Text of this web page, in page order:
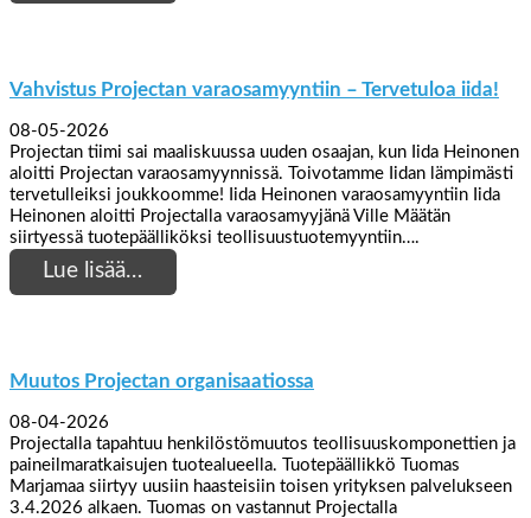
Vahvistus Projectan varaosamyyntiin – Tervetuloa iida!
08-05-2026
Projectan tiimi sai maaliskuussa uuden osaajan, kun Iida Heinonen
aloitti Projectan varaosamyynnissä. Toivotamme Iidan lämpimästi
tervetulleiksi joukkoomme! Iida Heinonen varaosamyyntiin Iida
Heinonen aloitti Projectalla varaosamyyjänä Ville Määtän
siirtyessä tuotepäälliköksi teollisuustuotemyyntiin….
Lue lisää…
Muutos Projectan organisaatiossa
08-04-2026
Projectalla tapahtuu henkilöstömuutos teollisuuskomponettien ja
paineilmaratkaisujen tuotealueella. Tuotepäällikkö Tuomas
Marjamaa siirtyy uusiin haasteisiin toisen yrityksen palvelukseen
3.4.2026 alkaen. Tuomas on vastannut Projectalla